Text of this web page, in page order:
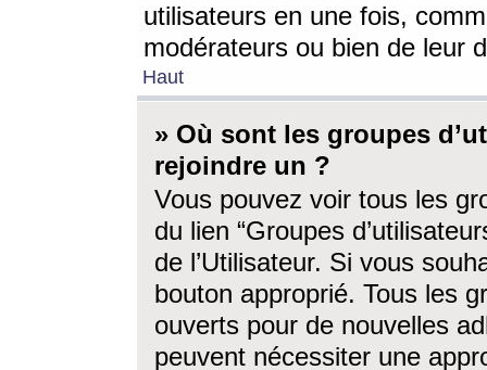
utilisateurs en une fois,
modérateurs ou bien de leur
Haut
» Où sont les groupes
rejoindre un ?
Vous pouvez voir tous les
du lien “Groupes
de l’Utilisateur. Si vous
bouton approprié. Tous les
ouverts pour de nouvelles
peuvent nécessiter une